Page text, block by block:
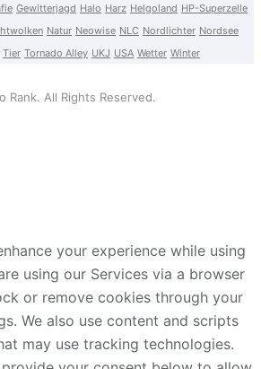
Gewitterjagd Halo Harz Helgoland HP-Superzelle
Natur Neowise NLC Nordlichter Nordsee
Tier Tornado Alley UKJ USA Wetter Winter
All Rights Reserved.
your experience while using
using our Services via a browser
or remove cookies through your
We also use content and scripts
may use tracking technologies.